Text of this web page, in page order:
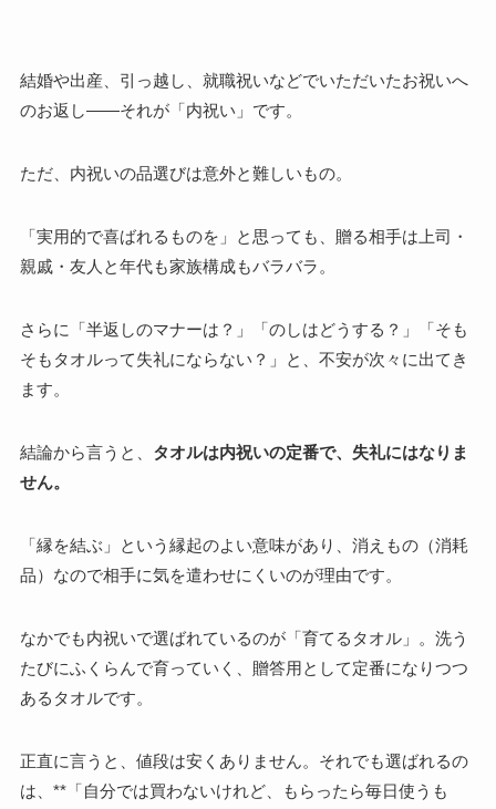
結婚や出産、引っ越し、就職祝いなどでいただいたお祝いへ
のお返し――それが「内祝い」です。
ただ、内祝いの品選びは意外と難しいもの。
「実用的で喜ばれるものを」と思っても、贈る相手は上司・
親戚・友人と年代も家族構成もバラバラ。
さらに「半返しのマナーは？」「のしはどうする？」「そも
そもタオルって失礼にならない？」と、不安が次々に出てき
ます。
結論から言うと、 タオルは内祝いの定番で、失礼にはなりま
せん。
「縁を結ぶ」という縁起のよい意味があり、消えもの（消耗
品）なので相手に気を遣わせにくいのが理由です。
なかでも内祝いで選ばれているのが「育てるタオル」。洗う
たびにふくらんで育っていく、贈答用として定番になりつつ
あるタオルです。
正直に言うと、値段は安くありません。それでも選ばれるの
は、**「自分では買わないけれど、もらったら毎日使うも